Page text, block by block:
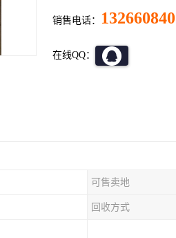
销售电话：
在线QQ：
可售卖地
回收方式